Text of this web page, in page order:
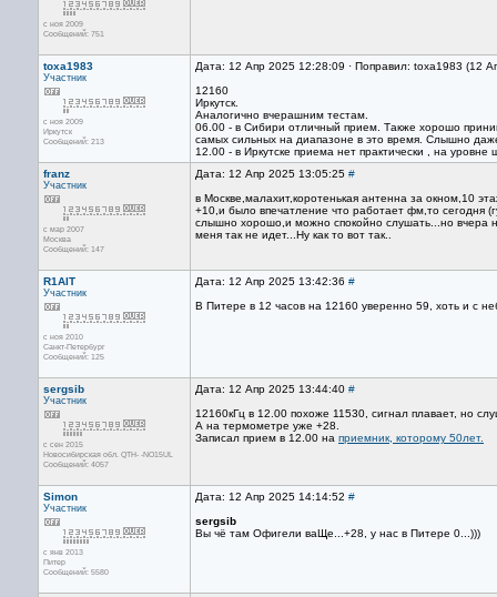
с ноя 2009
Сообщений: 751
toxa1983
Участник
с ноя 2009
Иркутск
Сообщений: 213
Дата: 12 Апр 2025 12:28:09 · Поправил: toxa1983 (12
12160
Иркутск.
Аналогично вчерашним тестам.
06.00 - в Сибири отличный прием. Также хорошо
cамых сильных на диапазоне в это время. Слышно
12.00 - в Иркутске приема нет практически , на
franz
Участник
с мар 2007
Москва
Сообщений: 147
Дата: 12 Апр 2025 13:05:25 #
в Москве,малахит,коротенькая антенна за окном,10
+10,и было впечатление что работает фм,то сегодня
слышно хорошо,и можно спокойно слушать...но вчера
меня так не идет...Ну как то вот так..
R1AIT
Участник
с ноя 2010
Санкт-Петербург
Сообщений: 125
Дата: 12 Апр 2025 13:42:36 #
В Питере в 12 часов на 12160 уверенно 59, хоть и с
sergsib
Участник
с сен 2015
Новосибирская обл. QTH- -NO15UL
Сообщений: 4057
Дата: 12 Апр 2025 13:44:40 #
12160кГц в 12.00 похоже 11530, сигнал плавает, но
А на термометре уже +28.
Записал прием в 12.00 на приемник, которому 50лет.
Simon
Участник
с янв 2013
Питер
Сообщений: 5580
Дата: 12 Апр 2025 14:14:52 #
sergsib
Вы чё там Офигели ваЩе...+28, у нас в Питере 0...)))